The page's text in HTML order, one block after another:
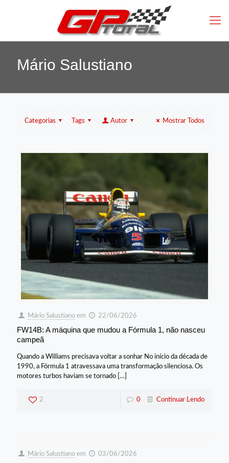
Mário Salustiano
Categorias Tags Autor Mostrar Todos
Mário Salustiano em 22/06/2026
FW14B: A máquina que mudou a Fórmula 1, não nasceu
campeã
Quando a Williams precisava voltar a sonhar No início da década de
1990, a Fórmula 1 atravessava uma transformação silenciosa. Os
motores turbos haviam se tornado […]
2 0 Continuar Lendo
Mário Salustiano em 03/06/2026